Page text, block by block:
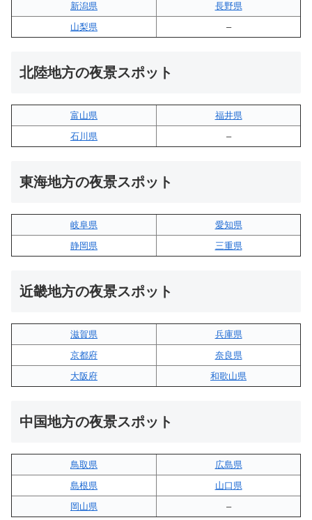
新潟県
長野県
山梨県
–
北陸地方の夜景スポット
富山県
福井県
石川県
–
東海地方の夜景スポット
岐阜県
愛知県
静岡県
三重県
近畿地方の夜景スポット
滋賀県
兵庫県
京都府
奈良県
大阪府
和歌山県
中国地方の夜景スポット
鳥取県
広島県
島根県
山口県
岡山県
–